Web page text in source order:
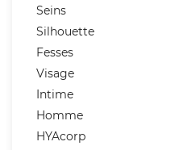
Seins
Silhouette
Fesses
Visage
Intime
Homme
HYAcorp